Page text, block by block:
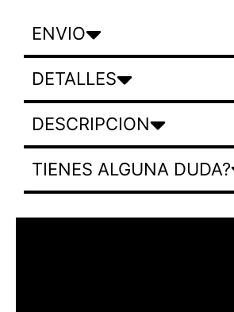
ENVIO
DETALLES
DESCRIPCION
TIENES ALGUNA DUDA?